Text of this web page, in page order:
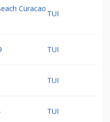
Curacao
TUI
TUI
TUI
TUI